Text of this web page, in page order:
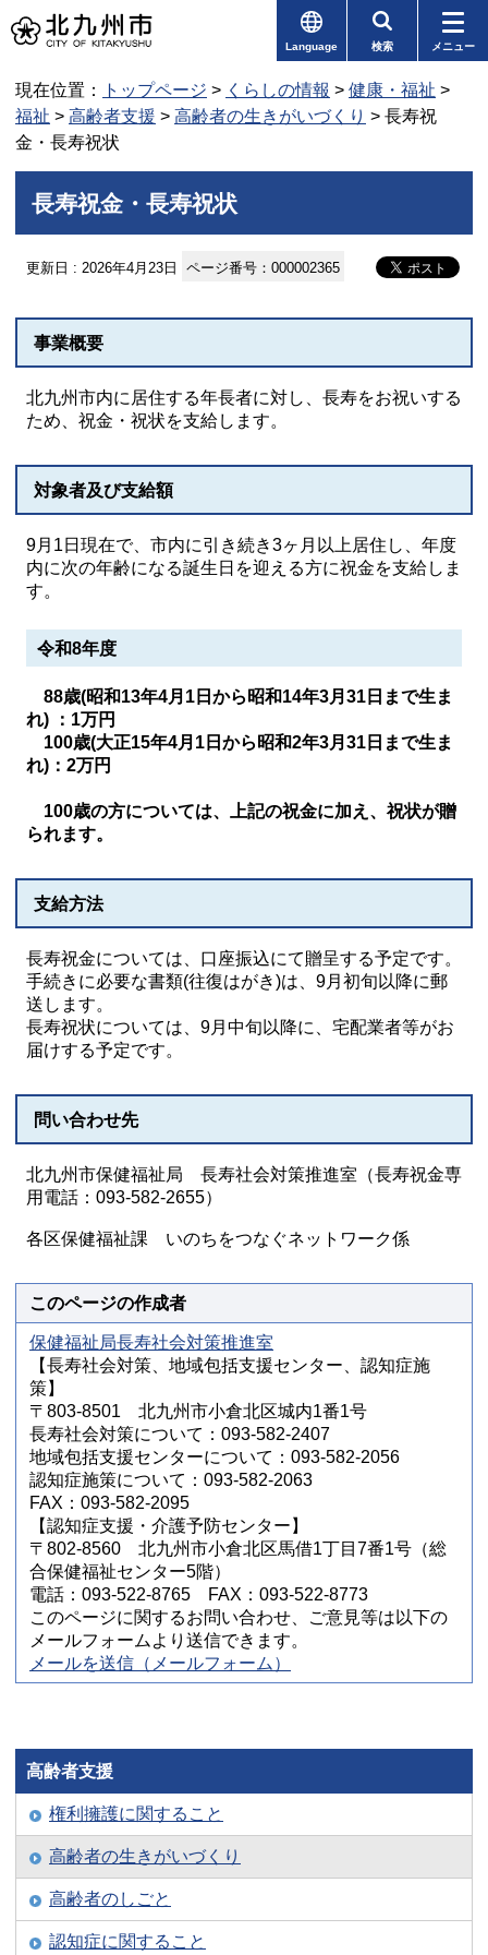
Language 検索 メニュー
現在位置： トップページ > くらしの情報 > 健康・福祉 >
福祉 > 高齢者支援 > 高齢者の生きがいづくり > 長寿祝
金・長寿祝状
長寿祝金・長寿祝状
更新日 : 2026年4月23日 ページ番号：000002365
事業概要
北九州市内に居住する年長者に対し、長寿をお祝いする
ため、祝金・祝状を支給します。
対象者及び支給額
9月1日現在で、市内に引き続き3ヶ月以上居住し、年度
内に次の年齢になる誕生日を迎える方に祝金を支給しま
す。
令和8年度
88歳(昭和13年4月1日から昭和14年3月31日まで生ま
れ) ：1万円
100歳(大正15年4月1日から昭和2年3月31日まで生ま
れ)：2万円
100歳の方については、上記の祝金に加え、祝状が贈
られます。
支給方法
長寿祝金については、口座振込にて贈呈する予定です。
手続きに必要な書類(往復はがき)は、9月初旬以降に郵
送します。
長寿祝状については、9月中旬以降に、宅配業者等がお
届けする予定です。
問い合わせ先
北九州市保健福祉局 長寿社会対策推進室（長寿祝金専
用電話：093-582-2655）
各区保健福祉課 いのちをつなぐネットワーク係
このページの作成者
保健福祉局長寿社会対策推進室
【長寿社会対策、地域包括支援センター、認知症施
策】
〒803-8501 北九州市小倉北区城内1番1号
長寿社会対策について：093-582-2407
地域包括支援センターについて：093-582-2056
認知症施策について：093-582-2063
FAX：093-582-2095
【認知症支援・介護予防センター】
〒802-8560 北九州市小倉北区馬借1丁目7番1号（総
合保健福祉センター5階）
電話：093-522-8765 FAX：093-522-8773
このページに関するお問い合わせ、ご意見等は以下の
メールフォームより送信できます。
メールを送信（メールフォーム）
高齢者支援
権利擁護に関すること
高齢者の生きがいづくり
高齢者のしごと
認知症に関すること